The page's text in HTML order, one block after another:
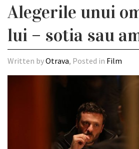
Alegerile unui
lui – sotia sau
Written byOtrava, Posted in Film